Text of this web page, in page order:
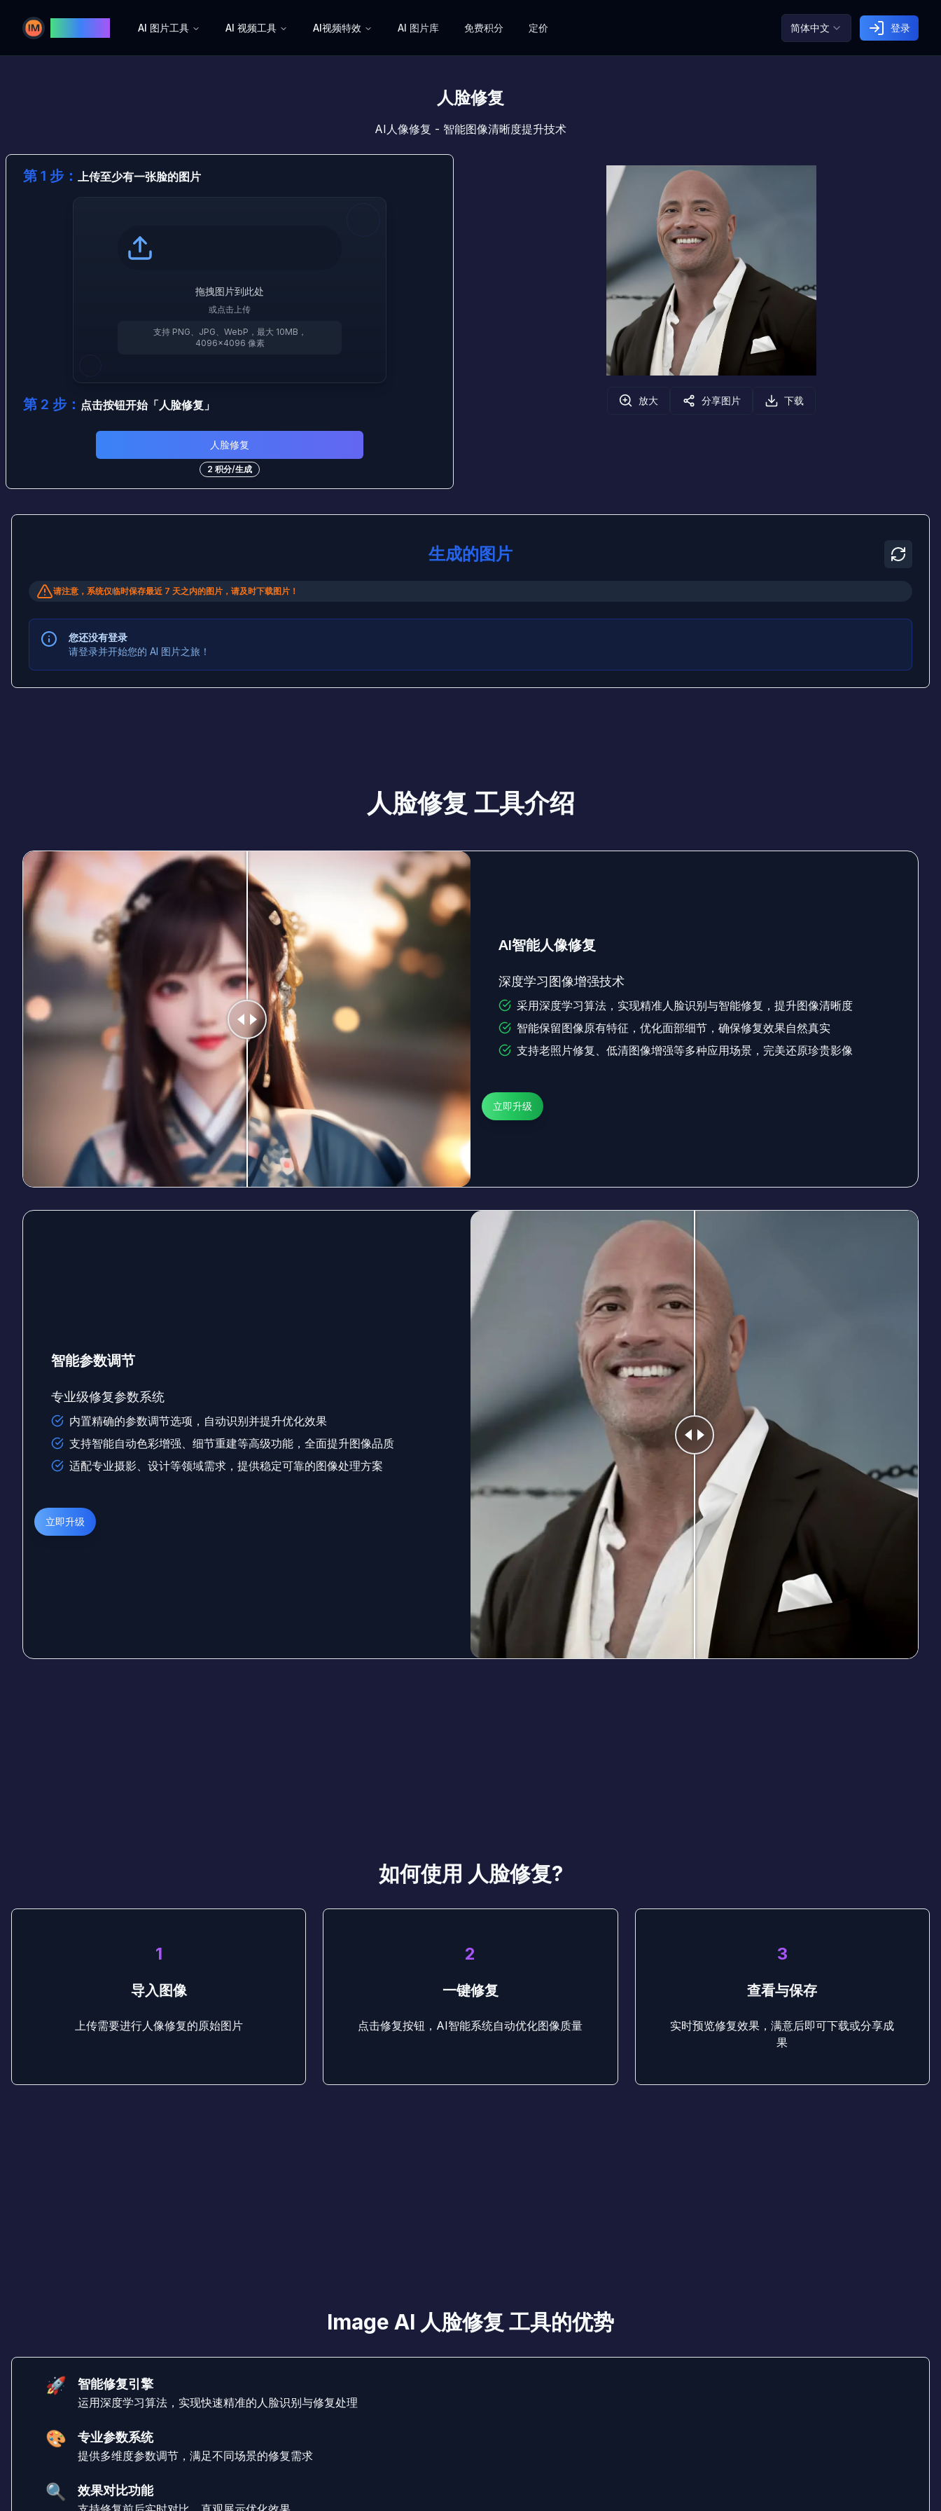
Image AI
AI 图片工具 AI 视频工具 AI视频特效 AI 图片库 免费积分 定价 简体中文 登录
人脸修复
AI人像修复 - 智能图像清晰度提升技术
第 1 步： 上传至少有一张脸的图片
拖拽图片到此处
或点击上传
支持 PNG、JPG、WebP，最大 10MB，
4096×4096 像素
第 2 步： 点击按钮开始「人脸修复 」
人脸修复
2 积分/生成
放大 分享图片 下载
生成的图片
请注意，系统仅临时保存最近 7 天之内的图片，请及时下载图片！
您还没有登录
请登录并开始您的 AI 图片之旅！
人脸修复 工具介绍
AI智能人像修复
深度学习图像增强技术
采用深度学习算法，实现精准人脸识别与智能修复，提升图像清晰度
智能保留图像原有特征，优化面部细节，确保修复效果自然真实
支持老照片修复、低清图像增强等多种应用场景，完美还原珍贵影像
立即升级
智能参数调节
专业级修复参数系统
内置精确的参数调节选项，自动识别并提升优化效果
支持智能自动色彩增强、细节重建等高级功能，全面提升图像品质
适配专业摄影、设计等领域需求，提供稳定可靠的图像处理方案
立即升级
如何使用 人脸修复?
1
导入图像
上传需要进行人像修复的原始图片
2
一键修复
点击修复按钮，AI智能系统自动优化图像质量
3
查看与保存
实时预览修复效果，满意后即可下载或分享成
果
Image AI 人脸修复 工具的优势
🚀 智能修复引擎
运用深度学习算法，实现快速精准的人脸识别与修复处理
🎨 专业参数系统
提供多维度参数调节，满足不同场景的修复需求
🔍 效果对比功能